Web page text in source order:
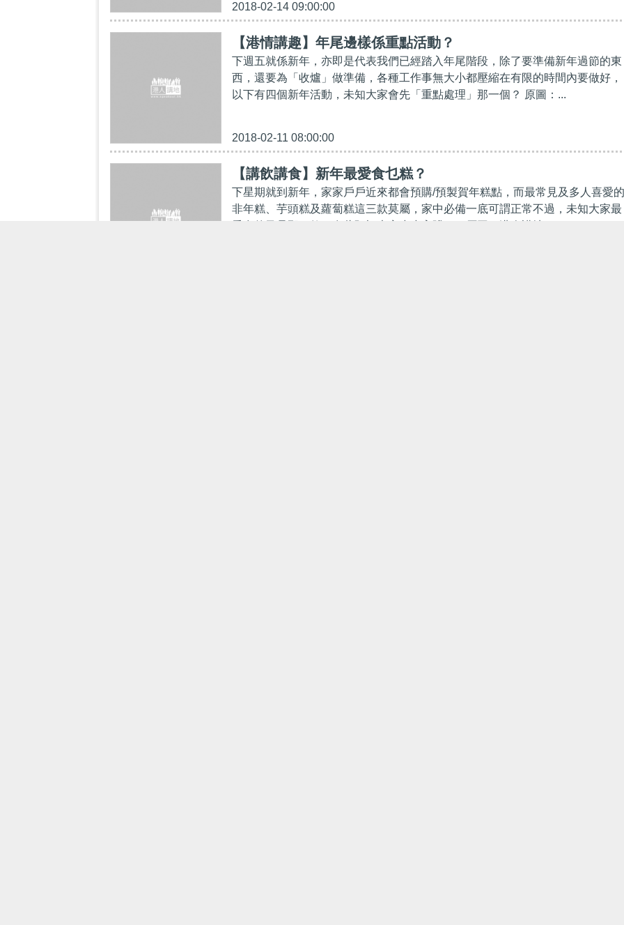
2018-02-14 09:00:00
【港情講趣】年尾邊樣係重點活動？
下週五就係新年，亦即是代表我們已經踏入年尾階段，除了要準備新年過節的東
西，還要為「收爐」做準備，各種工作事無大小都壓縮在有限的時間內要做好，
以下有四個新年活動，未知大家會先「重點處理」那一個？ 原圖：...
2018-02-11 08:00:00
【講飲講食】新年最愛食乜糕？
下星期就到新年，家家戶戶近來都會預購/預製賀年糕點，而最常見及多人喜愛的
非年糕、芋頭糕及蘿蔔糕這三款莫屬，家中必備一底可謂正常不過，未知大家最